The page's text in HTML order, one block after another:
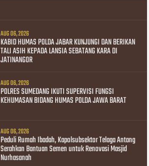
AUG 06, 2026
KABID HUMAS POLDA JABAR KUNJUNGI DAN BERIKAN
TALI ASIH KEPADA LANSIA SEBATANG KARA DI
JATINANGOR
AUG 06, 2026
POLRES SUMEDANG IKUTI SUPERVISI FUNGSI
KEHUMASAN BIDANG HUMAS POLDA JAWA BARAT
AUG 06, 2026
Peduli Rumah Ibadah, Kapolsubsektor Telaga Antang
Serahkan Bantuan Semen untuk Renovasi Masjid
Nurhasanah